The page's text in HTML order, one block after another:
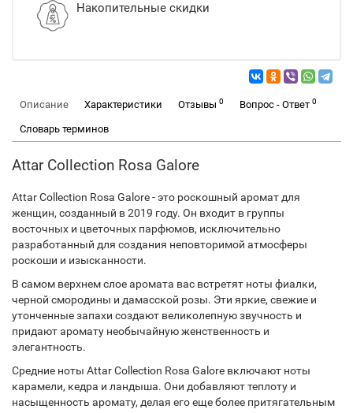
Накопительные скидки
Описание Характеристики Отзывы 0 Вопрос - Ответ 0
Словарь терминов
Attar Collection Rosa Galore
Attar Collection Rosa Galore - это роскошный аромат для
женщин, созданный в 2019 году. Он входит в группы
восточных и цветочных парфюмов, исключительно
разработанный для создания неповторимой атмосферы
роскоши и изысканности.
В самом верхнем слое аромата вас встретят ноты фиалки,
черной смородины и дамасской розы. Эти яркие, свежие и
утонченные запахи создают великолепную звучность и
придают аромату необычайную женственность и
элегантность.
Средние ноты Attar Collection Rosa Galore включают ноты
карамели, кедра и ландыша. Они добавляют теплоту и
насыщенность аромату, делая его еще более притягательным